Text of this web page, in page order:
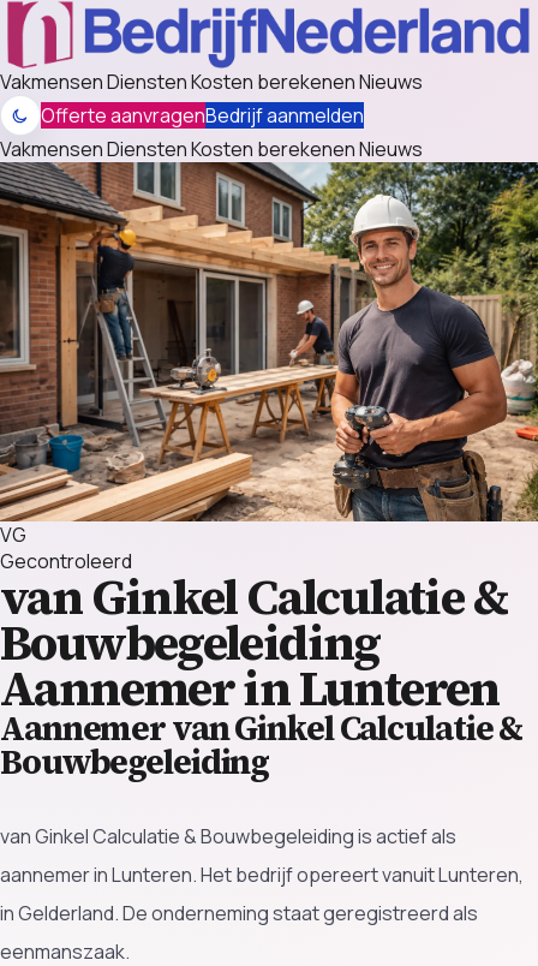
VakmensenDienstenKosten berekenenNieuws
Offerte aanvragenBedrijf aanmelden
VakmensenDienstenKosten berekenenNieuws
VG
Gecontroleerd
van Ginkel Calculatie &
Bouwbegeleiding
Aannemer in Lunteren
Aannemer van Ginkel Calculatie &
Bouwbegeleiding
van Ginkel Calculatie & Bouwbegeleiding is actief als
aannemer in Lunteren. Het bedrijf opereert vanuit Lunteren,
in Gelderland. De onderneming staat geregistreerd als
eenmanszaak.